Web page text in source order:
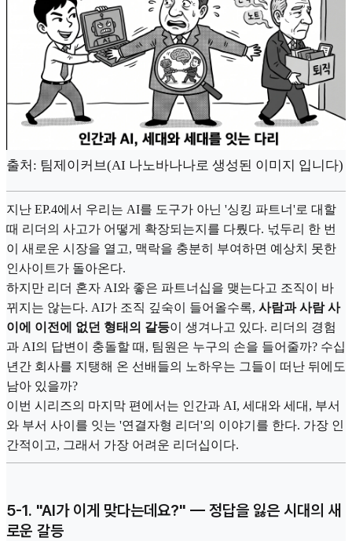
출처: 팀제이커브(AI 나노바나나로 생성된 이미지 입니다)
지난 EP.4에서 우리는 AI를 도구가 아닌 '싱킹 파트너'로 대할
때 리더의 사고가 어떻게 확장되는지를 다뤘다. 넋두리 한 번
이 새로운 시장을 열고, 맥락을 충분히 부여하면 예상치 못한
인사이트가 돌아온다.
하지만 리더 혼자 AI와 좋은 파트너십을 맺는다고 조직이 바
뀌지는 않는다. AI가 조직 깊숙이 들어올수록, 사람과 사람 사
이에 이전에 없던 형태의 갈등이 생겨나고 있다. 리더의 경험
과 AI의 답변이 충돌할 때, 팀원은 누구의 손을 들어줄까? 수십
년간 회사를 지탱해 온 선배들의 노하우는 그들이 떠난 뒤에도
남아 있을까?
이번 시리즈의 마지막 편에서는 인간과 AI, 세대와 세대, 부서
와 부서 사이를 잇는 '연결자형 리더'의 이야기를 한다. 가장 인
간적이고, 그래서 가장 어려운 리더십이다.
5-1. "AI가 이게 맞다는데요?" — 정답을 잃은 시대의 새
로운 갈등